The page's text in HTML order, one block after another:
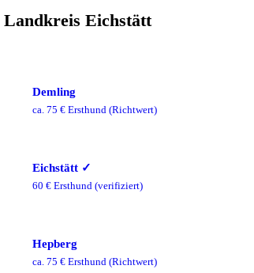
Landkreis Eichstätt
Demling
ca. 75 € Ersthund (Richtwert)
Eichstätt ✓
60 € Ersthund (verifiziert)
Hepberg
ca. 75 € Ersthund (Richtwert)